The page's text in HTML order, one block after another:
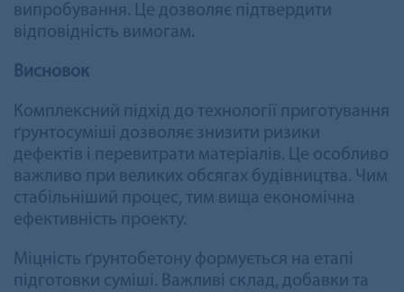
випробування. Це дозволяє підтвердити
відповідність вимогам.
Висновок
Комплексний підхід до технології приготування
ґрунтосуміші дозволяє знизити ризики
дефектів і перевитрати матеріалів. Це особливо
важливо при великих обсягах будівництва. Чим
стабільніший процес, тим вища економічна
ефективність проекту.
Міцність ґрунтобетону формується на етапі
підготовки суміші. Важливі склад, добавки та